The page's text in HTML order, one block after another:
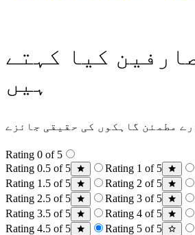
کیا کہتے
ہیں
مطمئن گاہکوں کی حقیقی جائزے
Rating 0 of 5
Rating 0.5 of 5
Rating 1 of 5
Rating 1.5 of 5
Rating 2 of 5
Rating 2.5 of 5
Rating 3 of 5
Rating 3.5 of 5
Rating 4 of 5
Rating 4.5 of 5
Rating 5 of 5